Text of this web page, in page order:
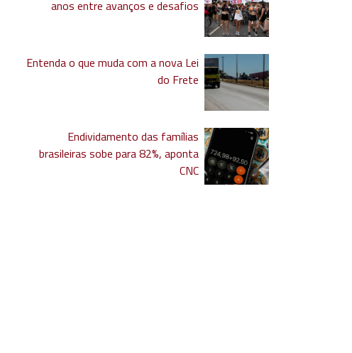
anos entre avanços e desafios
Entenda o que muda com a nova Lei
do Frete
Endividamento das famílias
brasileiras sobe para 82%, aponta
CNC